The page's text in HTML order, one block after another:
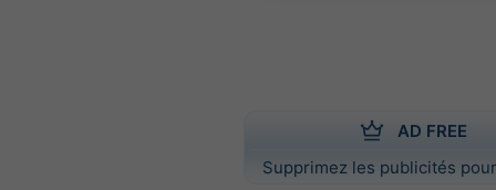
AD FREE
Supprimez les publicités